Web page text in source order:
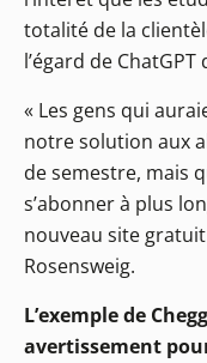
totalité de la
l’égard de
« Les gens qui
notre solution aux
de semestre, mais
s’abonner à plus
nouveau site
Rosensweig.
L’exemple de
avertissement